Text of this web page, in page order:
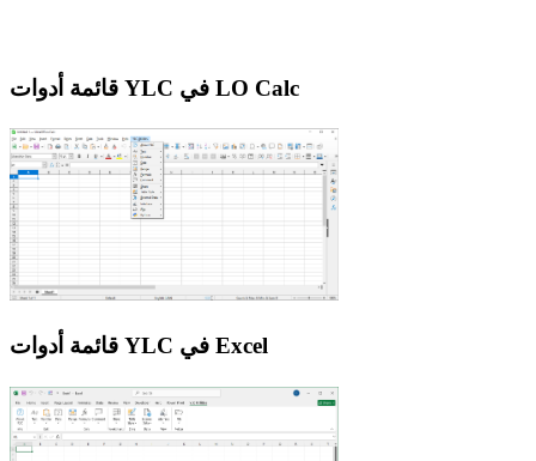
قائمة أدوات YLC في LO Calc
قائمة أدوات YLC في Excel